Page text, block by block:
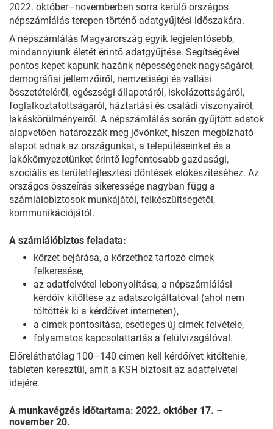
2022. október–novemberben sorra kerülő országos
népszámlálás terepen történő adatgyűjtési időszakára.
A népszámlálás Magyarország egyik legjelentősebb,
mindannyiunk életét érintő adatgyűjtése. Segítségével
pontos képet kapunk hazánk népességének nagyságáról,
demográfiai jellemzőiről, nemzetiségi és vallási
összetételéről, egészségi állapotáról, iskolázottságáról,
foglalkoztatottságáról, háztartási és családi viszonyairól,
lakáskörülményeiről. A népszámlálás során gyűjtött adatok
alapvetően határozzák meg jövőnket, hiszen megbízható
alapot adnak az országunkat, a településeinket és a
lakókörnyezetünket érintő legfontosabb gazdasági,
szociális és területfejlesztési döntések előkészítéséhez. Az
országos összeírás sikeressége nagyban függ a
számlálóbiztosok munkájától, felkészültségétől,
kommunikációjától.
A számlálóbiztos feladata:
körzet bejárása, a körzethez tartozó címek
felkeresése,
az adatfelvétel lebonyolítása, a népszámlálási
kérdőív kitöltése az adatszolgáltatóval (ahol nem
töltötték ki a kérdőívet interneten),
a címek pontosítása, esetleges új címek felvétele,
folyamatos kapcsolattartás a felülvizsgálóval.
Előreláthatólag 100–140 címen kell kérdőívet kitöltenie,
tableten keresztül, amit a KSH biztosít az adatfelvétel
idejére.
A munkavégzés időtartama: 2022. október 17. –
november 20.